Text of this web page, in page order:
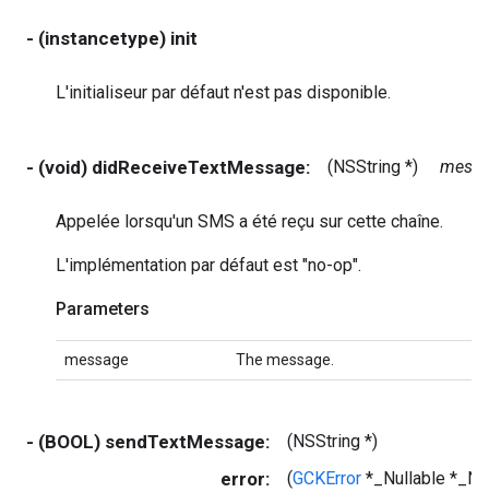
- (instancetype) init
L'initialiseur par défaut n'est pas disponible.
- (void) didReceiveTextMessage: (NSString *)
Appelée lorsqu'un SMS a été reçu sur cette chaîne.
L'implémentation par défaut est "no-op".
Parameters
message The message.
- (BOOL) sendTextMessage: (NSString *)
error: (GCKError *_Nullable